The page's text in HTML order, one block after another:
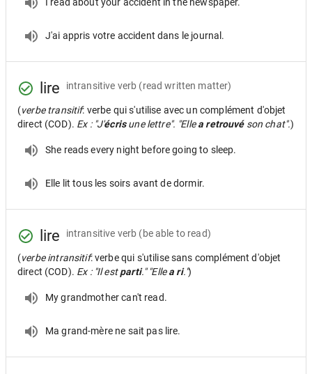
J'ai appris votre accident dans le journal.
lire intransitive verb (read written matter)
(verbe transitif: verbe qui s'utilise avec un complément d'objet
direct (COD). Ex : "J'écrisune lettre". "Ellea retrouvéson chat".)
She reads every night before going to sleep.
Elle lit tous les soirs avant de dormir.
lire intransitive verb (be able to read)
(verbe intransitif: verbe qui s'utilise sans complément d'objet
direct (COD). Ex : "Il estparti." "Ellea ri.")
My grandmother can't read.
Ma grand-mère ne sait pas lire.